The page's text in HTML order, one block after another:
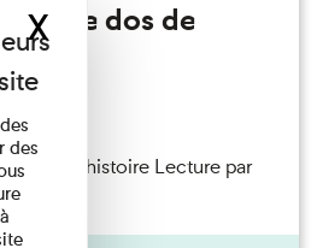
- Le dos de
dos de l’histoire Lecture par
...
des
XMasquer le